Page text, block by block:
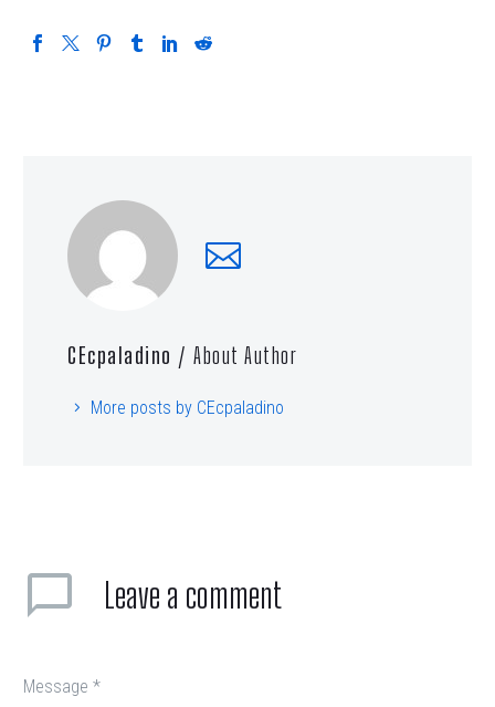
CEcpaladino / About Author
More posts by CEcpaladino
Leave a comment